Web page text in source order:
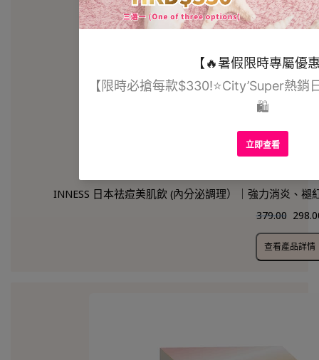
INNESS 日本祛痘美肌飲 (內分泌調理）｜強力消炎、
379.00
查看產品詳情